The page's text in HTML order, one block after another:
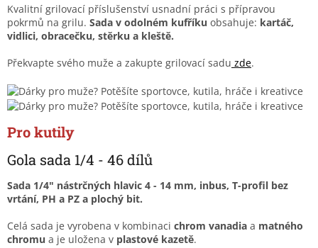
Kvalitní grilovací příslušenství usnadní práci s přípravou
pokrmů na grilu. Sada v odolném kufříku obsahuje: kartáč,
vidlici, obracečku, stěrku a kleště.
Překvapte svého muže a zakupte grilovací sadu zde.
Pro kutily
Gola sada 1/4 - 46 dílů
Sada 1/4" nástrčných hlavic 4 - 14 mm, inbus, T-profil bez
vrtání, PH a PZ a plochý bit.
Celá sada je vyrobena v kombinaci chrom vanadia a matného
chromu a je uložena v plastové kazetě.